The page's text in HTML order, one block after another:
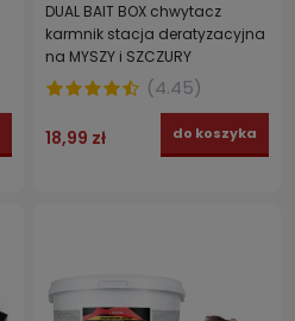
DUAL BAIT BOX chwytacz
karmnik stacja deratyzacyjna
na MYSZY i SZCZURY
(4.45)
18,99 zł do koszyka